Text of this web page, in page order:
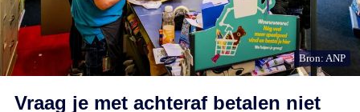
Bron: ANP
Vraag je met achteraf betalen niet